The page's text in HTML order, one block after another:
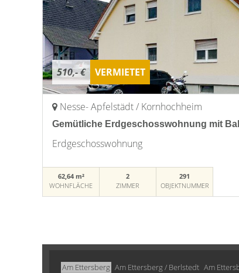
510,- € VERMIETET
Nesse- Apfelstädt / Kornhochheim
Gemütliche Erdgeschosswohnung mit
Erdgeschosswohnung
62,64 m²
WOHNFLÄCHE
2
ZIMMER
291
OBJEKTNUMMER
Am Ettersberg Am Ettersberg / Berlstedt Am